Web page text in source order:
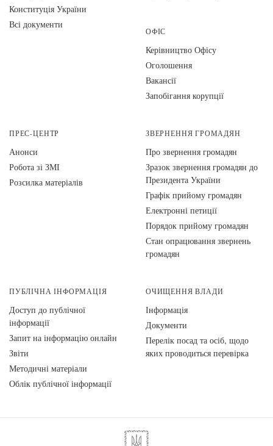
Конституція України
Всі документи
ОФІС
Керівництво Офісу
Оголошення
Вакансії
Запобігання корупції
ПРЕС-ЦЕНТР
Анонси
Робота зі ЗМІ
Розсилка матеріалів
ЗВЕРНЕННЯ ГРОМАДЯН
Про звернення громадян
Зразок звернення громадян до
Президента України
Графік прийому громадян
Електронні петиції
Порядок прийому громадян
Стан опрацювання звернень
громадян
ПУБЛІЧНА ІНФОРМАЦІЯ
Доступ до публічної
інформації
Запит на інформацію онлайн
Звіти
Методичні матеріали
Облік публічної інформації
ОЧИЩЕННЯ ВЛАДИ
Інформація
Документи
Перелік посад та осіб, щодо
яких проводиться перевірка